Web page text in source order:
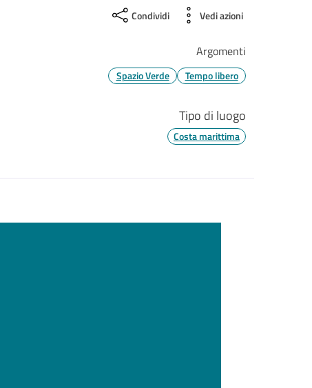
Condividi Vedi azioni
Argomenti
Spazio Verde Tempo libero
Tipo di luogo
Costa marittima